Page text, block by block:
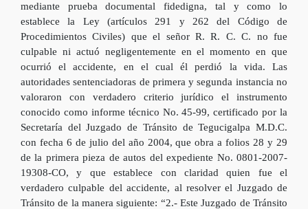
mediante prueba documental fidedigna, tal y como lo
establece la Ley (artículos 291 y 262 del Código de
Procedimientos Civiles) que el señor R. R. C. C. no fue
culpable ni actuó negligentemente en el momento en que
ocurrió el accidente, en el cual él perdió la vida. Las
autoridades sentenciadoras de primera y segunda instancia no
valoraron con verdadero criterio jurídico el instrumento
conocido como informe técnico No. 45-99, certificado por la
Secretaría del Juzgado de Tránsito de Tegucigalpa M.D.C.
con fecha 6 de julio del año 2004, que obra a folios 28 y 29
de la primera pieza de autos del expediente No. 0801-2007-
19308-CO, y que establece con claridad quien fue el
verdadero culpable del accidente, al resolver el Juzgado de
Tránsito de la manera siguiente: “2.- Este Juzgado de Tránsito